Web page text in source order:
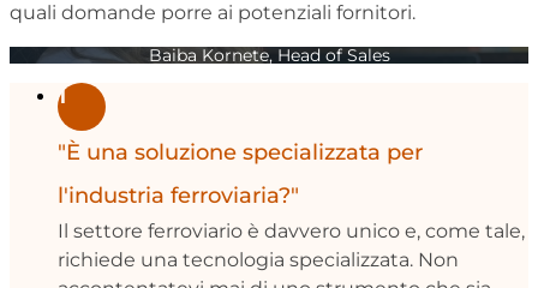
quali domande porre ai potenziali fornitori.
Baiba Kornete, Head of Sales
1
"È una soluzione specializzata per
l'industria ferroviaria?"
Il settore ferroviario è davvero unico e, come tale,
richiede una tecnologia specializzata. Non